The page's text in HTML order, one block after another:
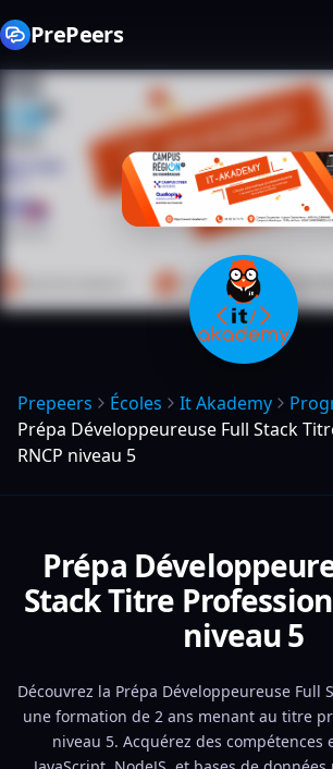
PrePeers
Prepeers Écoles It Akademy
Prépa Développeureuse Full Stack
RNCP niveau 5
Prépa
Stack Titre
niveau 5
Découvrez la Prépa Développeureuse Full
une formation de 2 ans menant au titre
niveau 5. Acquérez des compétences